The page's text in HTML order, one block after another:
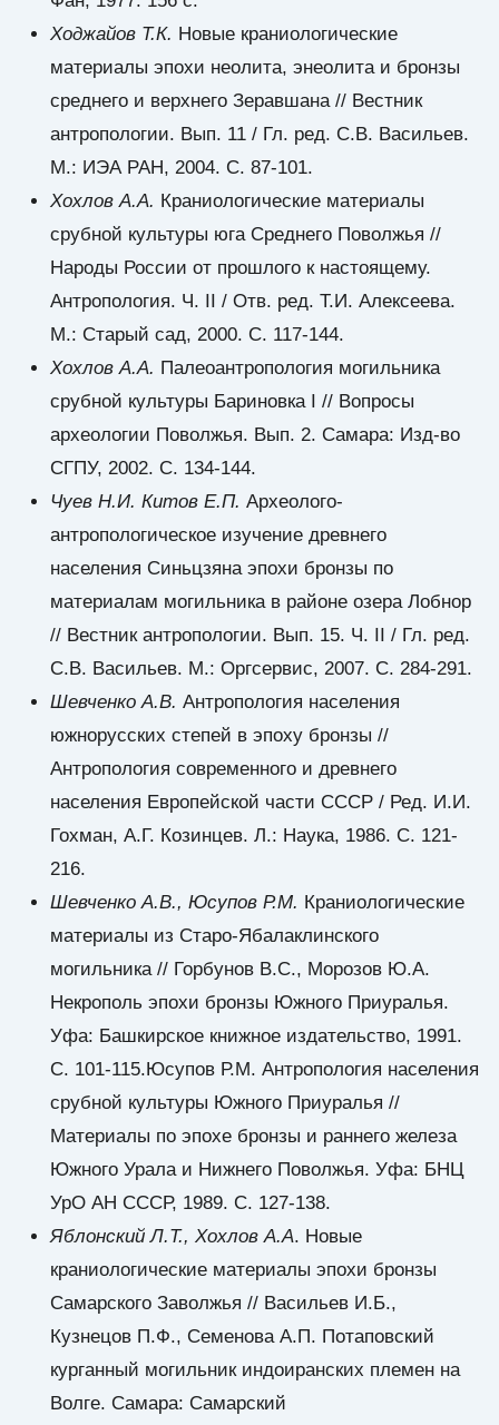
Ходжайов Т.К. Новые краниологические
материалы эпохи неолита, энеолита и бронзы
среднего и верхнего Зеравшана // Вестник
антропологии. Вып. 11 / Гл. ред. С.В. Васильев.
М.: ИЭА РАН, 2004. С. 87-101.
Хохлов А.А. Краниологические материалы
срубной культуры юга Среднего Поволжья //
Народы России от прошлого к настоящему.
Антропология. Ч. II / Отв. ред. Т.И. Алексеева.
М.: Старый сад, 2000. С. 117-144.
Хохлов А.А. Палеоантропология могильника
срубной культуры Бариновка I // Вопросы
археологии Поволжья. Вып. 2. Самара: Изд-во
СГПУ, 2002. C. 134-144.
Чуев Н.И. Китов Е.П. Археолого-
антропологическое изучение древнего
населения Синьцзяна эпохи бронзы по
материалам могильника в районе озера Лобнор
// Вестник антропологии. Вып. 15. Ч. II / Гл. ред.
С.В. Васильев. М.: Оргсервис, 2007. С. 284-291.
Шевченко А.В. Антропология населения
южнорусских степей в эпоху бронзы //
Антропология современного и древнего
населения Европейской части СССР / Ред. И.И.
Гохман, А.Г. Козинцев. Л.: Наука, 1986. С. 121-
216.
Шевченко А.В., Юсупов Р.М. Краниологические
материалы из Старо-Ябалаклинского
могильника // Горбунов В.С., Морозов Ю.А.
Некрополь эпохи бронзы Южного Приуралья.
Уфа: Башкирское книжное издательство, 1991.
С. 101-115.Юсупов Р.М. Антропология населения
срубной культуры Южного Приуралья //
Материалы по эпохе бронзы и раннего железа
Южного Урала и Нижнего Поволжья. Уфа: БНЦ
УрО АН СССР, 1989. С. 127-138.
Яблонский Л.Т., Хохлов А.А. Новые
краниологические материалы эпохи бронзы
Самарского Заволжья // Васильев И.Б.,
Кузнецов П.Ф., Семенова А.П. Потаповский
курганный могильник индоиранских племен на
Волге. Самара: Самарский